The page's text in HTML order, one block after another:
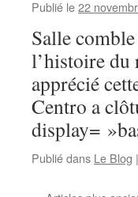
Publié le22
Salle
l’histoire du
apprécié
Centro a
display=
Publié dans Le Blog |